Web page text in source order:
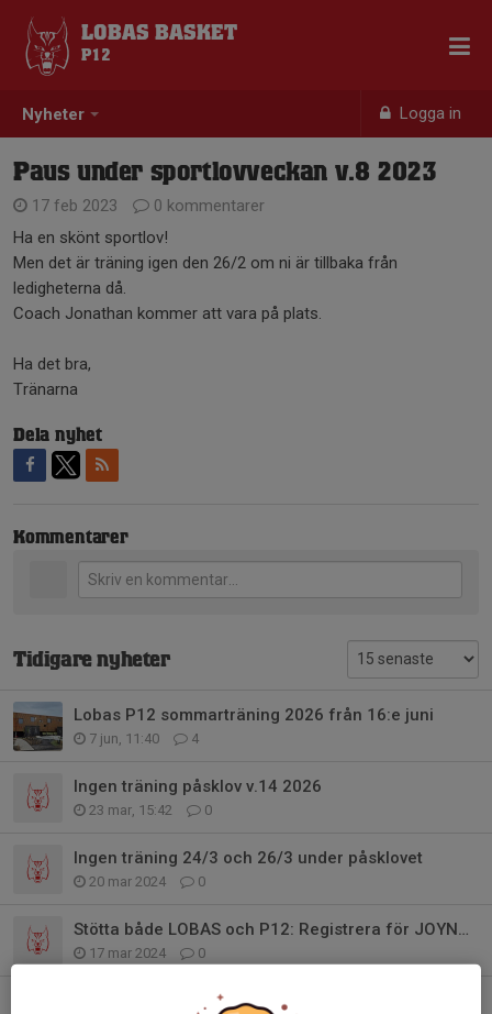
Nyheter Logga in
LOBAS BASKET
P12
Paus under sportlovveckan v.8 2023
17 feb 2023
0 kommentarer
Ha en skönt sportlov!
Men det är träning igen den 26/2 om ni är tillbaka från
ledigheterna då.
Coach Jonathan kommer att vara på plats.
Ha det bra,
Tränarna
Dela nyhet
Kommentarer
Tidigare nyheter
Lobas P12 sommarträning 2026 från 16:e juni
7 jun, 11:40 4
Ingen träning påsklov v.14 2026
23 mar, 15:42 0
Ingen träning 24/3 och 26/3 under påsklovet
20 mar 2024 0
Stötta både LOBAS och P12: Registrera för JOYNA innan 1 april!
17 mar 2024 0
Paus under sportlovsveckan (18-25/2)